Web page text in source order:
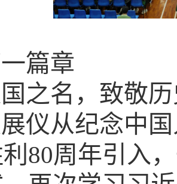
篇章
之名，致敬
仪从纪念中
80周年引入